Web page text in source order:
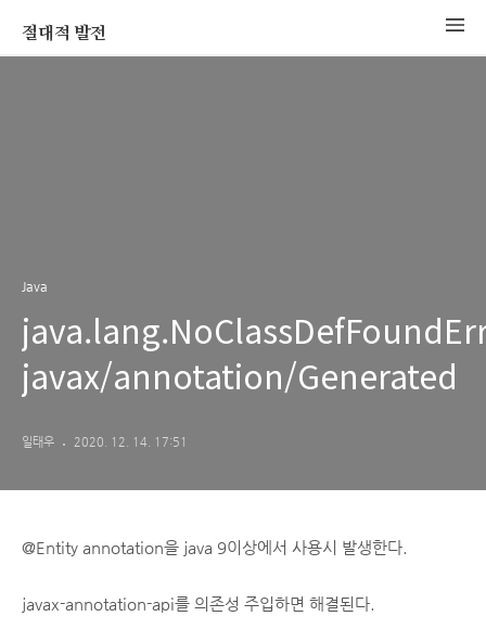
절대적 발전
Java
javax/annotation/Generated
일태우 2020. 12. 14. 17:51
@Entity annotation을 java 9이상에서 사용시 발생한다.
javax-annotation-api를 의존성 주입하면 해결된다.